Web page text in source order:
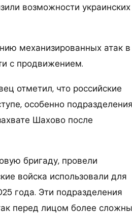
возможности украинских
механизированных атак в
с продвижением.
отметил, что российские
особенно подразделения
Шахово после
бригаду, провели
войска использовали для
года. Эти подразделения
перед лицом более